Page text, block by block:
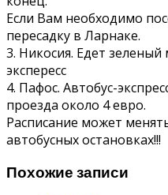
Если Вам необходимо
пересадку в Ларнаке.
3. Никосия. Едет
экспересс
4. Пафос. Автобус-
проезда около 4 евро.
Расписание может
автобусных остановках!!!
Похожие записи